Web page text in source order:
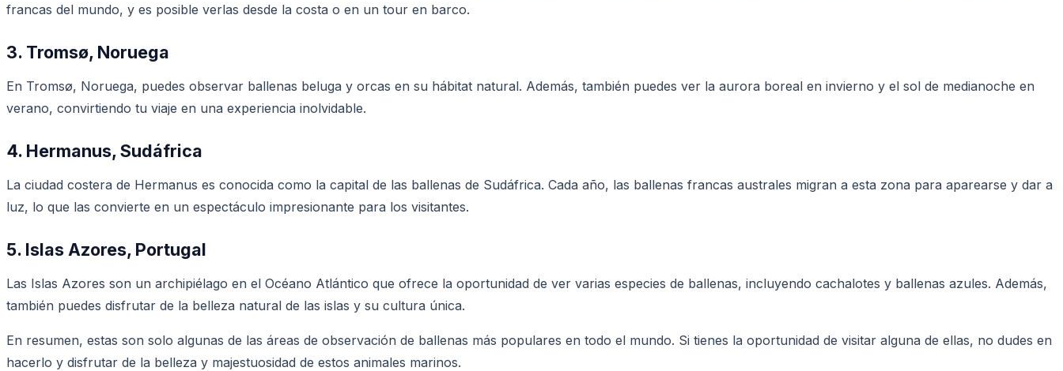
francas del mundo, y es posible verlas desde la costa o en un tour en barco.
3. Tromsø, Noruega
En Tromsø, Noruega, puedes observar ballenas beluga y orcas en su hábitat natural. Además, también puedes ver la aurora boreal en invierno y el sol de medianoche en
verano, convirtiendo tu viaje en una experiencia inolvidable.
4. Hermanus, Sudáfrica
La ciudad costera de Hermanus es conocida como la capital de las ballenas de Sudáfrica. Cada año, las ballenas francas australes migran a esta zona para aparearse y dar a
luz, lo que las convierte en un espectáculo impresionante para los visitantes.
5. Islas Azores, Portugal
Las Islas Azores son un archipiélago en el Océano Atlántico que ofrece la oportunidad de ver varias especies de ballenas, incluyendo cachalotes y ballenas azules. Además,
también puedes disfrutar de la belleza natural de las islas y su cultura única.
En resumen, estas son solo algunas de las áreas de observación de ballenas más populares en todo el mundo. Si tienes la oportunidad de visitar alguna de ellas, no dudes en
hacerlo y disfrutar de la belleza y majestuosidad de estos animales marinos.